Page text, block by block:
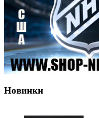
Новинки